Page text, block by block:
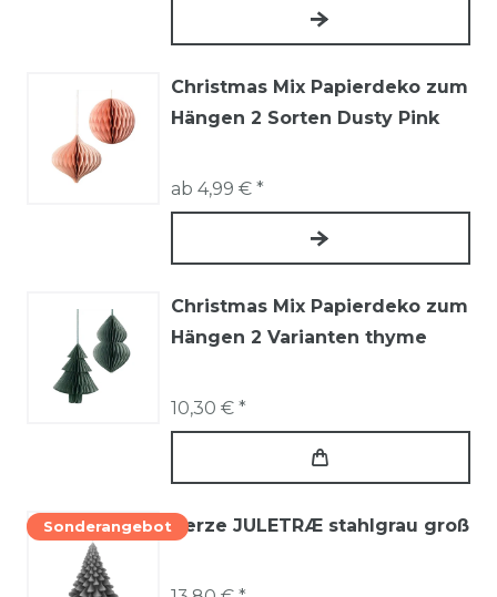
Christmas Mix Papierdeko zum
Hängen 2 Sorten Dusty Pink
ab 4,99 € *
Christmas Mix Papierdeko zum
Hängen 2 Varianten thyme
10,30 € *
SonderangebotKerze JULETRÆ stahlgrau groß